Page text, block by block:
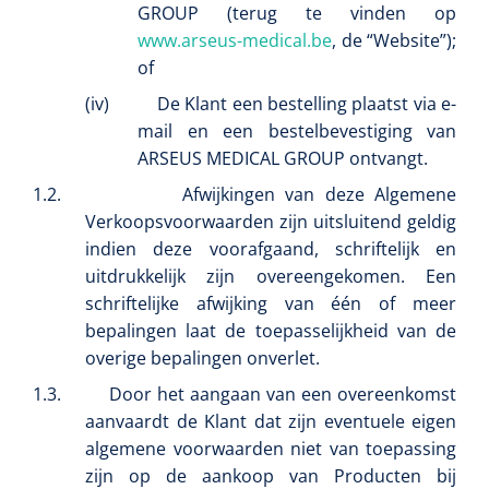
Drinkhulpmiddelen
Opzetstukken voor bekers
Bekers
Koffiebekers
Badkamerhulpmiddelen
Doucherolstoelen
Douchestoelen
1207664
Vaatklem Pean - zonder tanden - gebogen - 14 cm - 1 st
GROUP (terug te vinden op
www.arseus-medical.be, de “Website”);
of
(iv)
De Klant een bestelling plaatst via e-
mail en een bestelbevestiging van
ARSEUS MEDICAL GROUP ontvangt.
1.2.
Afwijkingen van deze Algemene
Verkoopsvoorwaarden zijn uitsluitend geldig
indien deze voorafgaand, schriftelijk en
uitdrukkelijk zijn overeengekomen. Een
schriftelijke afwijking van één of meer
bepalingen laat de toepasselijkheid van de
overige bepalingen onverlet.
1.3.
Door het aangaan van een overeenkomst
aanvaardt de Klant dat zijn eventuele eigen
algemene voorwaarden niet van toepassing
zijn op de aankoop van Producten bij